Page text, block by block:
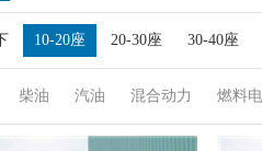
10-20座 20-30座 30-40座
柴油 汽油 混合动力 燃料